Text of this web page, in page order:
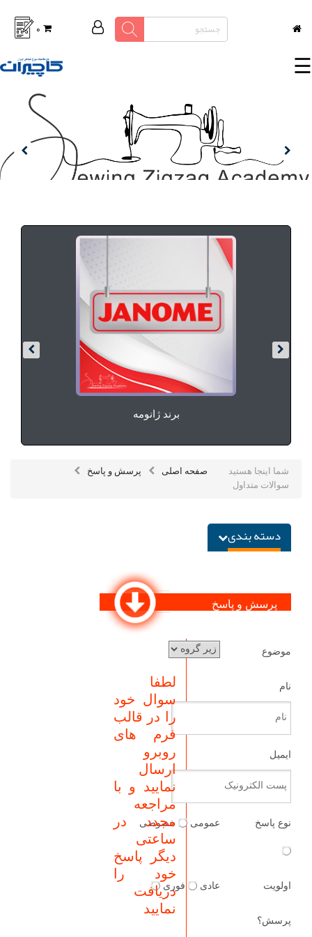
0
☰
چرخ
خیاطی
اتوپرس
صفحه
جدید
متداول
Ú©Ø§Ù„Ø§ÛŒ
Ø¯ÛŒØ¬ÛŒØªØ§Ù„
´Ù¾Ø²Ø®Ø§Ù†Ù‡
برند ژانومه
شما اینجا هستید صفحه اصلی
پرسش و پاسخ
سوالات متداول
دسته بندی
پرسش و پاسخ
موضوع
نام
ايميل
نوع پاسخ عمومی خصوصی
اولويت عادی فوری
پرسش؟
لطفا
سوال خود
را در قالب
فرم های
روبرو
ارسال
نمایید و با
مراجعه
مجدد در
ساعتی
دیگر پاسخ
خود را
دریافت
نمایید